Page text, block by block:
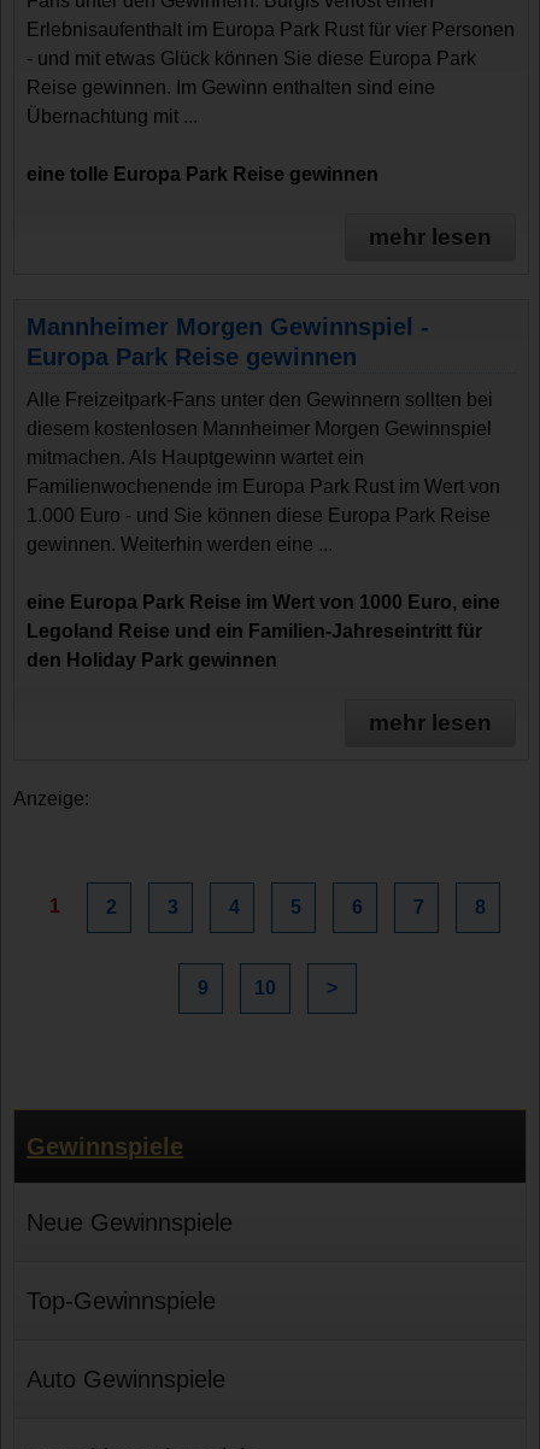
Erlebnisaufenthalt im Europa Park Rust für vier Personen
- und mit etwas Glück können Sie diese Europa Park
Reise gewinnen. Im Gewinn enthalten sind eine
Übernachtung mit ...
eine tolle Europa Park Reise gewinnen
mehr lesen
Mannheimer Morgen Gewinnspiel -
Europa Park Reise gewinnen
Alle Freizeitpark-Fans unter den Gewinnern sollten bei
diesem kostenlosen Mannheimer Morgen Gewinnspiel
mitmachen. Als Hauptgewinn wartet ein
Familienwochenende im Europa Park Rust im Wert von
1.000 Euro - und Sie können diese Europa Park Reise
gewinnen. Weiterhin werden eine ...
eine Europa Park Reise im Wert von 1000 Euro, eine
Legoland Reise und ein Familien-Jahreseintritt für
den Holiday Park gewinnen
mehr lesen
Anzeige:
1 2 3 4 5 6 7 8
9 10 >
Gewinnspiele
Neue Gewinnspiele
Top-Gewinnspiele
Auto Gewinnspiele